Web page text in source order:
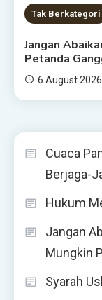
Tak Berkategori
Jangan
Petanda
6 August 2026
Cuaca
Berjaga-
Hukum
Jangan
Mungkin
Syarah